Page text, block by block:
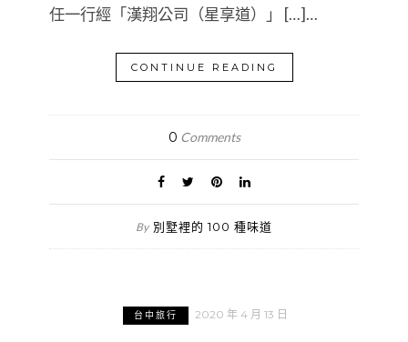
任一行經「漢翔公司（星享道）」 […]…
CONTINUE READING
0 Comments
By 別墅裡的 100 種味道
台中旅行 2020 年 4 月 13 日